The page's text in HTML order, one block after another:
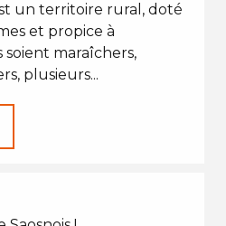
un territoire rural, doté
et propice à
soient maraîchers,
plusieurs...